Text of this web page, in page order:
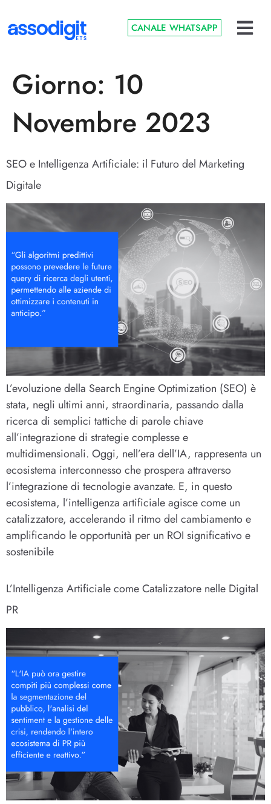
CANALE WHATSAPP
Giorno: 10
Novembre 2023
SEO e Intelligenza Artificiale: il Futuro del Marketing
Digitale
L’evoluzione della Search Engine Optimization (SEO) è
stata, negli ultimi anni, straordinaria, passando dalla
ricerca di semplici tattiche di parole chiave
all’integrazione di strategie complesse e
multidimensionali. Oggi, nell’era dell’IA, rappresenta un
ecosistema interconnesso che prospera attraverso
l’integrazione di tecnologie avanzate. E, in questo
ecosistema, l’intelligenza artificiale agisce come un
catalizzatore, accelerando il ritmo del cambiamento e
amplificando le opportunità per un ROI significativo e
sostenibile
L’Intelligenza Artificiale come Catalizzatore nelle Digital
PR